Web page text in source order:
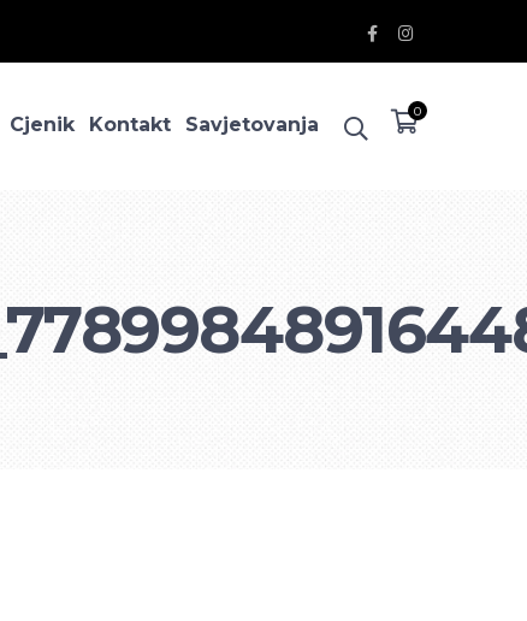
Facebook
Profile
Instagram
Profile
0
Cjenik Kontakt Savjetovanja